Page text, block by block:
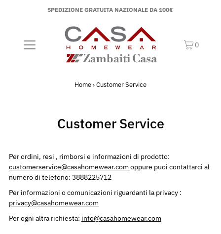
SPEDIZIONE GRATUITA NAZIONALE DA 100€
0
Home›Customer Service
Customer Service
Per ordini, resi , rimborsi e informazioni di prodotto:
customerservice@casahomewear.comoppure puoi contattarci al
numero di telefono: 3888225712
Per informazioni o comunicazioni riguardanti la privacy :
privacy@casahomewear.com
Per ogni altra richiesta: info@casahomewear.com